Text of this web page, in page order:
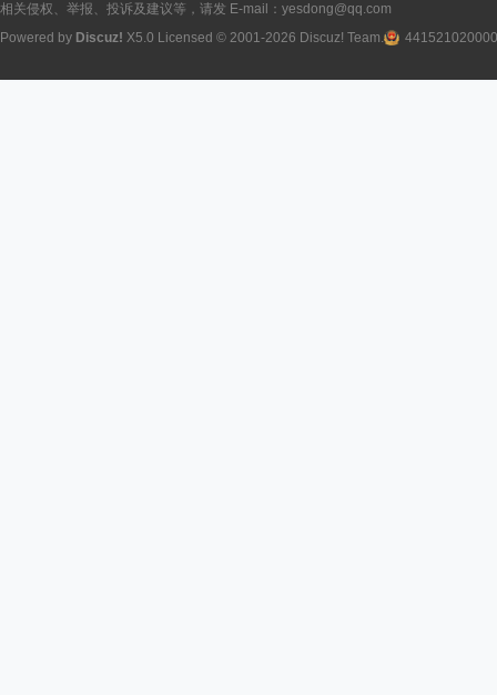
相关侵权、举报、投诉及建议等，请发 E-mail：yesdong@qq.com
Powered by Discuz! X5.0 Licensed © 2001-2026 Discuz! Team.